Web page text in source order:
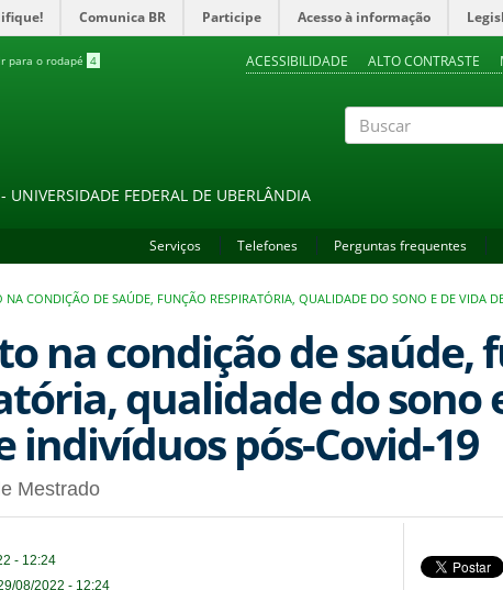
Comunica BR Participe Acesso à informação
Ir para o rodapé 4 ACESSIBILIDADE ALTO CONTRASTE
UNIVERSIDADE FEDERAL DE UBERLÂNDIA
Serviços Telefones Perguntas frequentes
NA CONDIÇÃO DE SAÚDE, FUNÇÃO RESPIRATÓRIA, QUALIDADE DO SONO E DE VIDA
na condição de saúde,
qualidade do sono
indivíduos pós-Covid-19
Mestrado
- 12:24
08/2022 - 12:24